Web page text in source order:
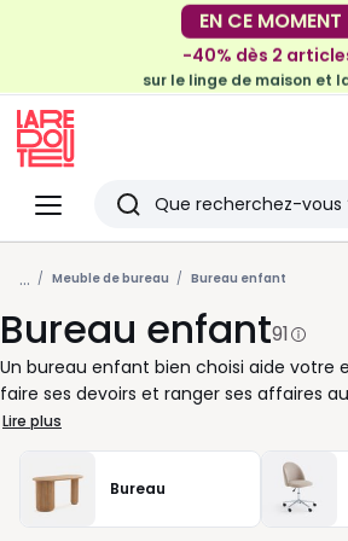
EN CE MOMENT
-30€ tous les
-40% dès 2
sur le linge de maison et
Menu
Redoute
Rechercher
Derniers
articles
vus
... Meuble de bureau Bureau enfant
Bureau enfant91
Un bureau enfant bien choisi aide votre
faire ses devoirs et ranger ses affaires
suivre son rythme, nous vous proposons
à chaque âge : petit bureau pour la
rangements pour l’école primaire,
les années collège. Tiroirs, niche,
chaque détail compte pour garder
Lire plus
Bureau